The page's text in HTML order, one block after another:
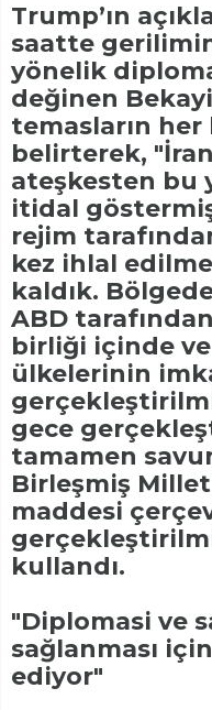
Trump’ın
saatte
yönelik
değinen
temasların
belirterek,
ateşkesten bu
itidal
rejim
kez ihlal
kaldık.
ABD
birliği içinde ve
ülkelerinin
gece
tamamen
Birleşmiş
maddesi
kullandı.
"Diplomasi ve
sağlanması
ediyor"